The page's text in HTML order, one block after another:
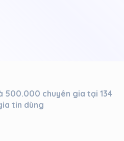
500.000 chuyên gia tại 134
tin dùng